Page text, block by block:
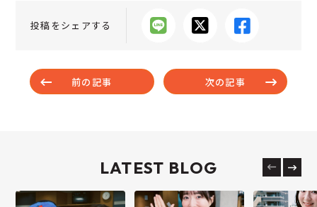
投稿をシェアする
前の記事 次の記事
LATEST BLOG